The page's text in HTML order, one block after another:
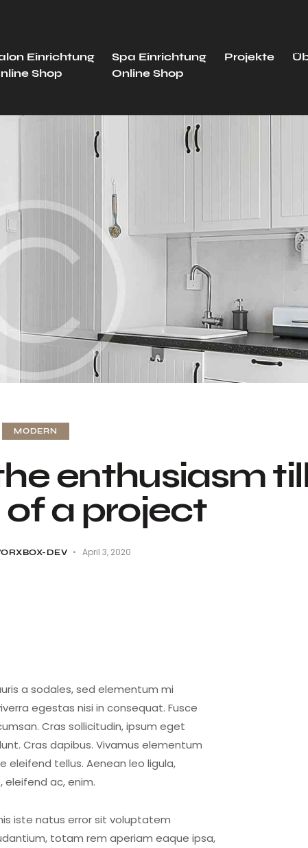
Einrichtung
Shop
Spa Einrichtung
Online Shop
Projekte
MODERN
enthusiasm
a project
DEV April 3, 2020
egestas nisi in consequat. Fusce
Cras sollicitudin, ipsum eget
Cras dapibus. Vivamus elementum
eleifend tellus. Aenean leo ligula,
ac, enim.
iste natus error sit voluptatem
totam rem aperiam eaque ipsa,